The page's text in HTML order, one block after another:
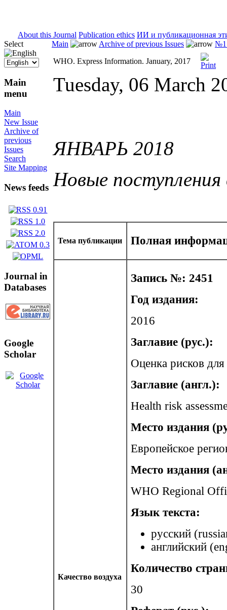
About this Journal Publication ethics ИИ и публикационная
Select
Main
menu
Main
New Issue
Archive of
previous
Issues
Search
Site Mapping
News feeds
Journal in
Databases
Google
Scholar
Main Archive of previous Issues
№1
WHO. Express Information. January, 2017
Tuesday, 06 March
ЯНВАРЬ 2018
Новые
Тема публикации Полная
Качество воздуха
Запись №: 2451
Год издания:
2016
Заглавие (рус.):
Оценка рисков
Заглавие (англ.):
Health risk
Место издания
Европейское
Место издания
WHO Regional
Язык текста:
русский
английский
Количество
30